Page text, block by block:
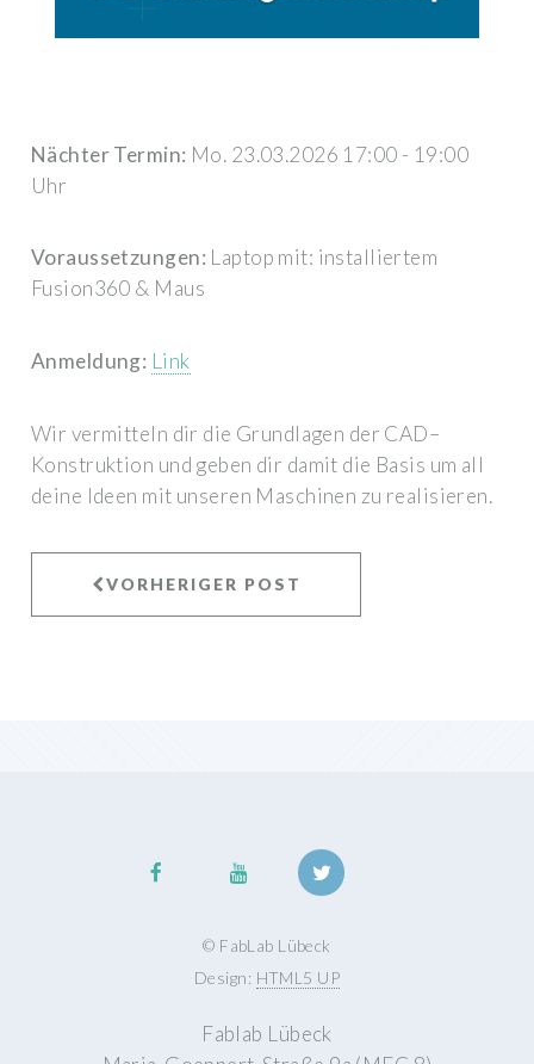
Nächter Termin: Mo. 23.03.2026 17:00 - 19:00
Uhr
Voraussetzungen: Laptop mit: installiertem
Fusion360 & Maus
Anmeldung: Link
Wir vermitteln dir die Grundlagen der CAD–
Konstruktion und geben dir damit die Basis um all
deine Ideen mit unseren Maschinen zu realisieren.
VORHERIGER POST
© FabLab Lübeck
Design: HTML5 UP
Fablab Lübeck